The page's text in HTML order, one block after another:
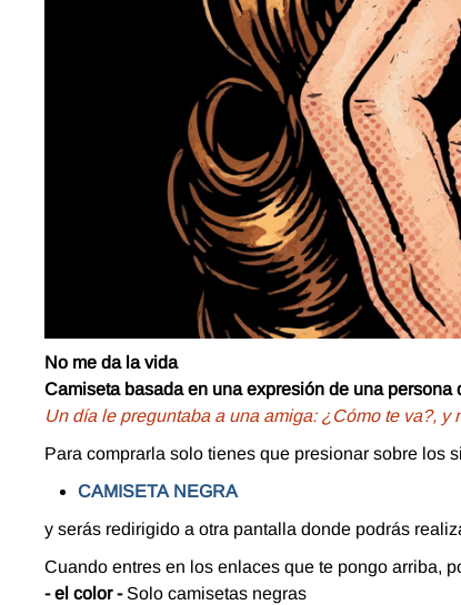
No me da la vida
Camiseta basada en una expresión de una
Un día le preguntaba a una amiga: ¿Cómo te va?,
Para comprarla solo tienes que presionar sobre los
CAMISETA NEGRA
y serás redirigido a otra pantalla donde podrás
Cuando entres en los enlaces que te pongo arriba,
- el color - Solo camisetas negras